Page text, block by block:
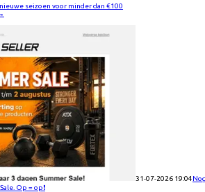
seizoen voor minder dan €100
31-07-2026 19:04
Op = op❗